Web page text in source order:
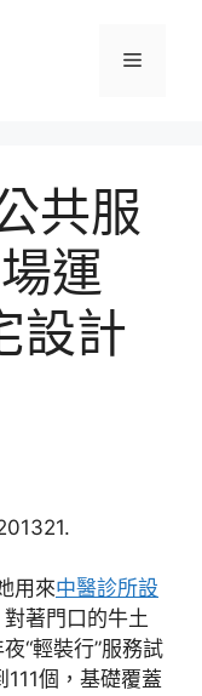
選
共服
運
設計
用來中醫診所設
著門口的牛土
“輕裝行”服務試
個，基礎覆蓋